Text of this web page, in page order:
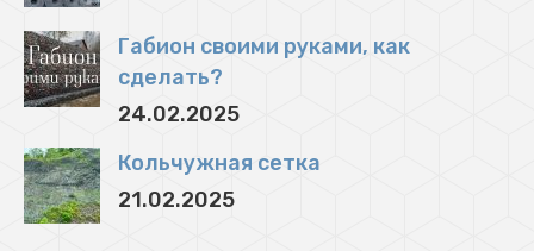
Габион своими руками, как
сделать?
24.02.2025
Кольчужная сетка
21.02.2025